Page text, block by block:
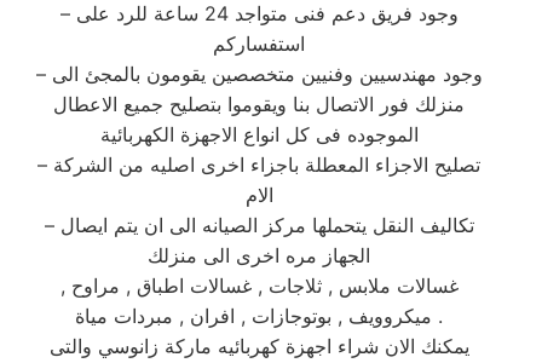
– وجود فريق دعم فنى متواجد 24 ساعة للرد على
استفساركم
– وجود مهندسيين وفنيين متخصصين يقومون بالمجئ الى
منزلك فور الاتصال بنا ويقوموا بتصليح جميع الاعطال
الموجوده فى كل انواع الاجهزة الكهربائية
– تصليح الاجزاء المعطلة باجزاء اخرى اصليه من الشركة
الام
– تكاليف النقل يتحملها مركز الصيانه الى ان يتم ايصال
الجهاز مره اخرى الى منزلك
غسالات ملابس , ثلاجات , غسالات اطباق , مراوح ,
ميكروويف , بوتوجازات , افران , مبردات مياة .
يمكنك الان شراء اجهزة كهربائيه ماركة زانوسي والتى